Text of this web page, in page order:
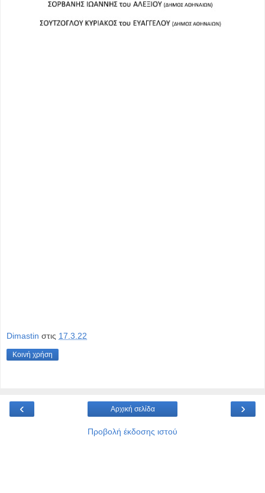
Dimastin στις 17.3.22
Κοινή χρήση
‹ ›
Αρχική σελίδα
Προβολή έκδοσης ιστού